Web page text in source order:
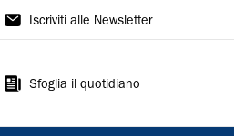
Il
Iscriviti alle Newsletter
Sfoglia il quotidiano